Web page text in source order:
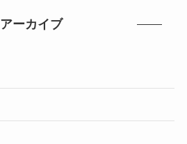
アーカイブ